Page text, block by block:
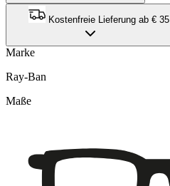
Kostenfreie Lieferung ab € 35
Marke
Ray-Ban
Maße